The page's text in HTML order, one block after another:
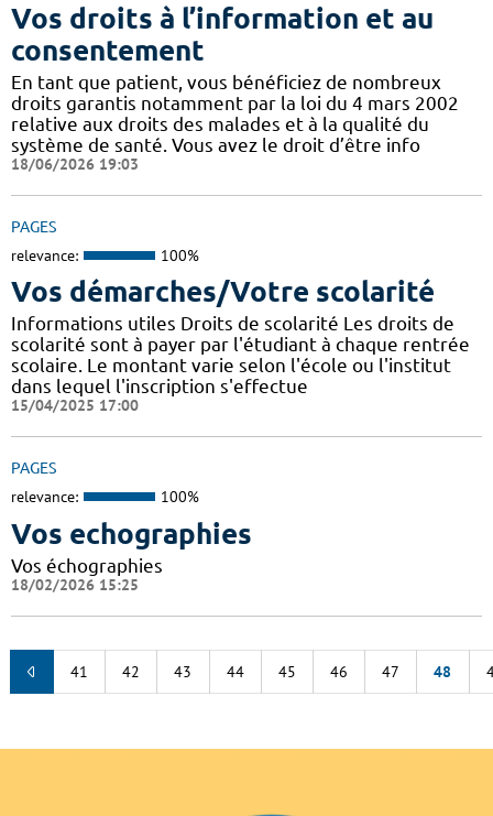
Vos droits à l’information et au
consentement
En tant que patient, vous bénéficiez de nombreux
droits garantis notamment par la loi du 4 mars 2002
relative aux droits des malades et à la qualité du
système de santé. Vous avez le droit d’être info
18/06/2026 19:03
PAGES
relevance: 100%
Vos démarches/Votre scolarité
Informations utiles Droits de scolarité Les droits de
scolarité sont à payer par l'étudiant à chaque rentrée
scolaire. Le montant varie selon l'école ou l'institut
dans lequel l'inscription s'effectue
15/04/2025 17:00
PAGES
relevance: 100%
Vos echographies
Vos échographies
18/02/2026 15:25
41 42 43 44 45 46 47 48